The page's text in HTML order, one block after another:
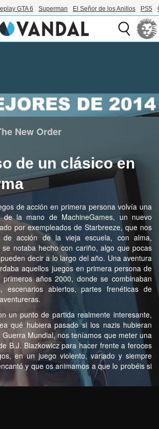
GTA 6 Superman El Señor de los Anillos PS5
New Order
de un clásico en
de acción en primera persona volvía una
la mano de MachineGames, un nuevo
por exempleados de Starbreeze, que nos
acción de la vieja escuela, con alma,
notaba hecho con cariño, algo que pocas
decir a lo largo del año. Una aventura
aquellos juegos en primera persona de
años 2000, donde se combinaban
escenarios abiertos, partes frenéticas de
un punto de partida realmente interesante,
qué hubiera pasado si los nazis hubieran
Mundial, nos teníamos que meter una
B.J. Blazkowicz para hacer frente a feroces
en un juego violento, variado y siempre
y que os animamos a que lo probéis si